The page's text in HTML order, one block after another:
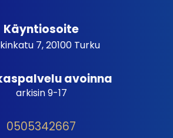
Käyntiosoite
7, 20100 Turku
avoinna
arkisin 9-17
0505342667